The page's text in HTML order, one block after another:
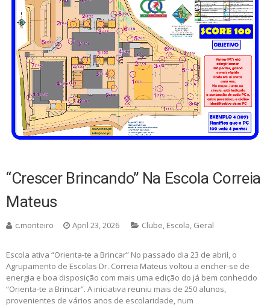
“Crescer Brincando” Na Escola Correia
Mateus
c.monteiro April 23, 2026 Clube, Escola, Geral
Escola ativa “Orienta-te a Brincar” No passado dia 23 de abril, o
Agrupamento de Escolas Dr. Correia Mateus voltou a encher-se de
energia e boa disposição com mais uma edição do já bem conhecido
“Orienta-te a Brincar”. A iniciativa reuniu mais de 250 alunos,
provenientes de vários anos de escolaridade, num